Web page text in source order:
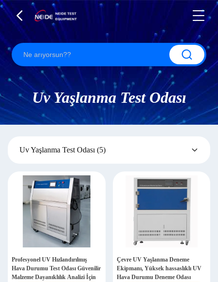
Uv Yaşlanma Test Odası
Uv Yaşlanma Test Odası (5)
Profesyonel UV Hızlandırılmış
Hava Durumu Test Odası Güvenilir
Malzeme Dayanıklılık Analizi İçin
Çevre UV Yaşlanma Deneme
Ekipmanı, Yüksek hassaslıklı UV
Hava Durumu Deneme Odası